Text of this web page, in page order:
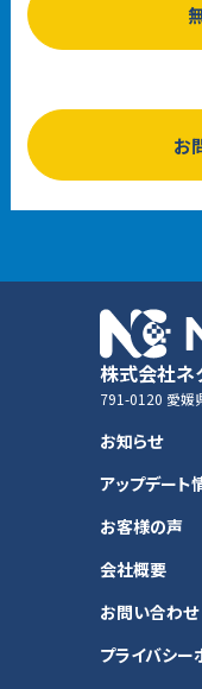
お
株式会社ネ
791-0120 愛媛
お知らせ
アップデート
お客様の声
会社概要
お問い合わせ
プライバシー